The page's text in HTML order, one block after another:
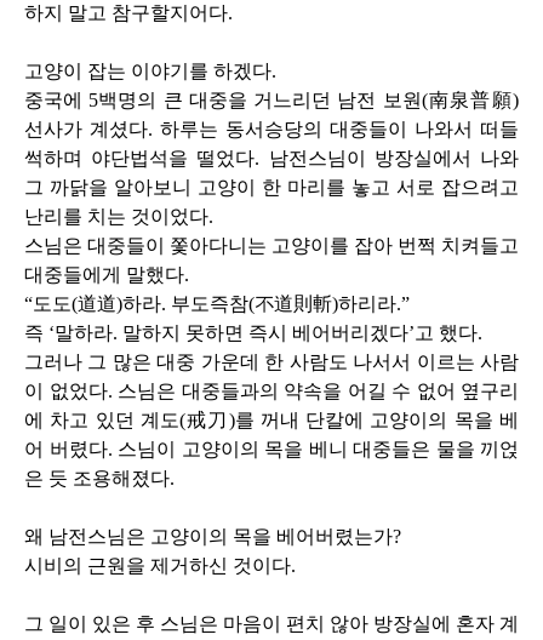
하지 말고 참구할지어다.
고양이 잡는 이야기를 하겠다.
중국에
5백명의 큰 대중을 거느리던 남전 보원(南泉普願)
선사가 계셨다. 하루는 동서승당의 대중들이 나와서 떠들
썩하며 야단법석을 떨었다. 남전스님이 방장실에서 나와
그 까닭을 알아보니 고양이 한 마리를 놓고 서로 잡으려고
난리를 치는 것이었다.
스님은 대중들이 쫓아다니는 고양이를 잡아 번쩍 치켜들고
대중들에게 말했다.
“도도(道道)하라. 부도즉참(不道則斬)하리라.”
즉 ‘말하라. 말하지 못하면 즉시 베어버리겠다’고 했다.
그러나 그 많은 대중 가운데 한 사람도 나서서 이르는 사람
이 없었다. 스님은 대중들과의 약속을 어길 수 없어 옆구리
에 차고 있던 계도(戒刀 )를 꺼내 단칼에 고양이의 목을 베
어 버렸다. 스님이 고양이의 목을 베니 대중들은 물을 끼얹
은 듯 조용해졌다.
왜 남전스님은 고양이의 목을 베어버렸는가?
시비의 근원을 제거하신 것이다.
그 일이 있은 후 스님은 마음이 편치 않아 방장실에 혼자 계